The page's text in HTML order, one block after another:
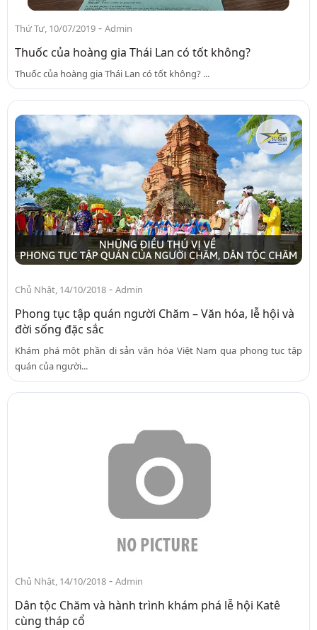
Thứ Tư, 10/07/2019 - Admin
Thuốc của hoàng gia Thái Lan có tốt không?
Thuốc của hoàng gia Thái Lan có tốt không? ...
Chủ Nhật, 14/10/2018 - Admin
Phong tục tập quán người Chăm – Văn hóa, lễ hội và
đời sống đặc sắc
Khám phá một phần di sản văn hóa Việt Nam qua phong tục tập
quán của người...
Chủ Nhật, 14/10/2018 - Admin
Dân tộc Chăm và hành trình khám phá lễ hội Katê
cùng tháp cổ